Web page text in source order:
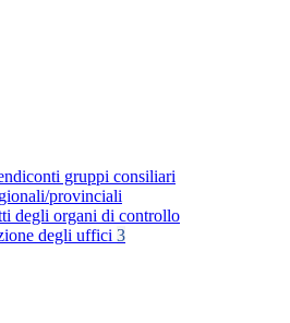
gruppi consiliari
provinciali
degli organi di controllo
degli uffici 3